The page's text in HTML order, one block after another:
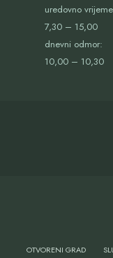
uredovno
7,30 – 15,00
dnevni odmor:
10,00 – 10,30
OTVORENI GRAD